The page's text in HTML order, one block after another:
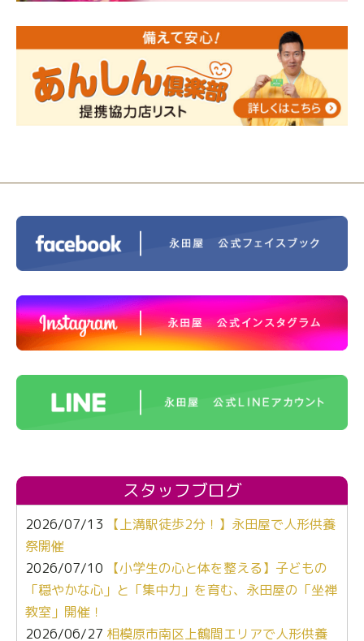
人形供養 寄付のご報告
2023/12/16終活なるほど教室＠小さな家族葬ハウ
ス®上鶴間 エンディングノートを書いてみよう！
2023/11/29 永田屋創業110周年記念式典 レンブラ
ントホテル東京町田
スタッフブログ
2026/07/13
【上溝駅徒歩2分！】永田屋で人形供養
祭開催
2026/07/10
【小学生の心と体を整える】子どもの
「穏やかな心」と「集中力」を育む、永田屋の「坐禅
教室」開催！
2026/06/27 相模原市南区上鶴間エリアで人形供養